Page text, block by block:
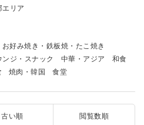
エリア
お好み焼き・鉄板焼・たこ焼き
ンジ・スナック 中華・アジア
和食
焼肉・韓国 食堂
古い順 閲覧数順